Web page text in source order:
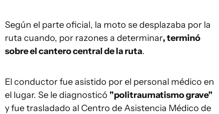
Según el parte oficial, la moto se desplazaba por la
ruta cuando, por razones a determinar, terminó
sobre el cantero central de la ruta.
El conductor fue asistido por el personal médico en
el lugar. Se le diagnosticó "politraumatismo grave"
y fue trasladado al Centro de Asistencia Médico de